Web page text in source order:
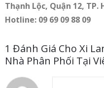
Thạnh Lộc, Quận 12,
Hotline: 09 69 09 88 09
1 Đánh Giá Cho Xi
Nhà Phân Phối Tại